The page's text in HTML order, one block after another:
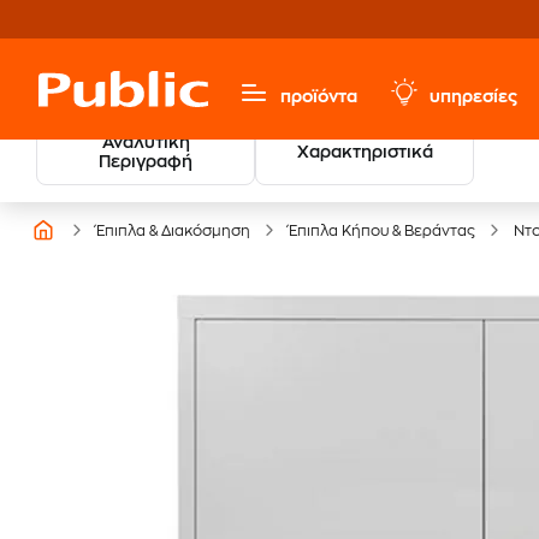
προϊόντα υπηρεσίες
Αναλυτική
Περιγραφή
Χαρακτηριστικά
Έπιπλα & Διακόσμηση Έπιπλα Κήπου & Βεράντας